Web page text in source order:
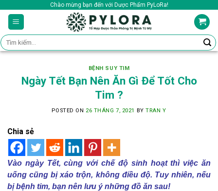
content
Chào mừng bạn đến với Dược Phẩm PyLoRa!
Tìm
kiếm:
BỆNH SUY TIM
Ngày Tết Bạn Nên Ăn Gì Để Tốt Cho
Tim ?
POSTED ON 26 THÁNG 7, 2021 BYTRAN Y
Chia sẻ
Vào ngày Tết, cùng với chế độ sinh hoạt thì việc ăn
uống cũng bị xáo trộn, không điều độ. Tuy nhiên, nếu
bị bệnh tim, bạn nên lưu ý những đồ ăn sau!